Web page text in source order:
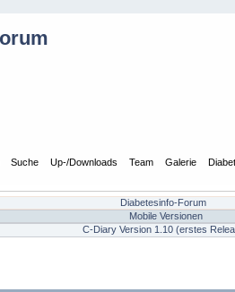
Suche Up-/Downloads Team Galerie
Diabetesinfo-Forum
Mobile Versionen
C-Diary Version 1.10 (erstes